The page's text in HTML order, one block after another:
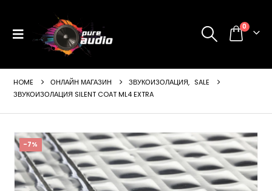
0
HOME ОНЛАЙН МАГАЗИН ЗВУКОИЗОЛАЦИЯ, SALE
ЗВУКОИЗОЛАЦИЯ SILENT COAT ML4 EXTRA
-7%